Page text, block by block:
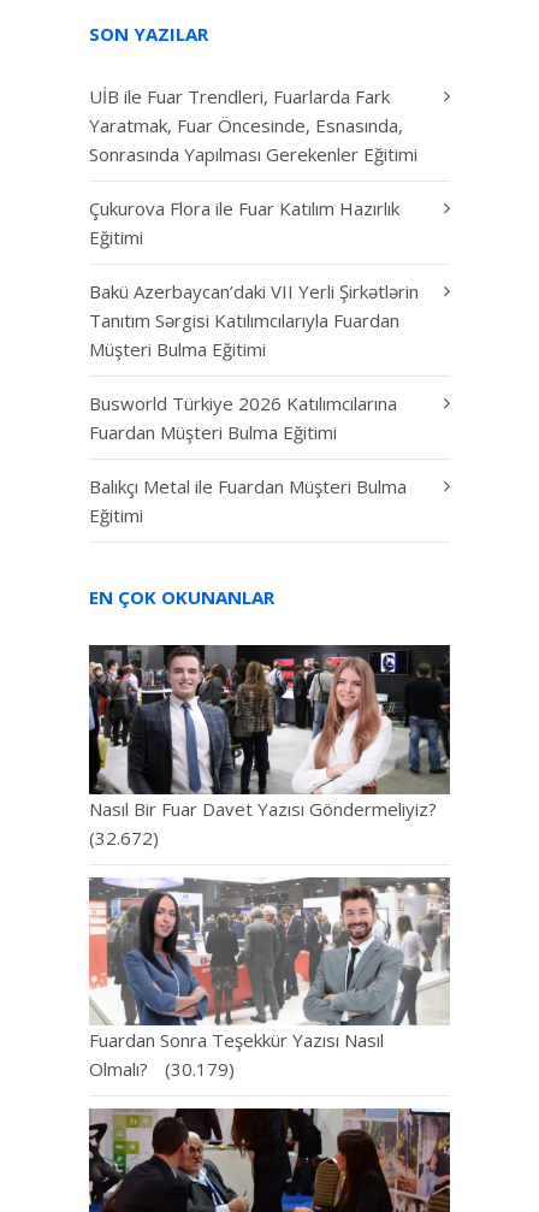
SON YAZILAR
UİB ile Fuar Trendleri, Fuarlarda Fark
Yaratmak, Fuar Öncesinde, Esnasında,
Sonrasında Yapılması Gerekenler Eğitimi
Çukurova Flora ile Fuar Katılım Hazırlık
Eğitimi
Bakü Azerbaycan’daki VII Yerli Şirkətlərin
Tanıtım Sərgisi Katılımcılarıyla Fuardan
Müşteri Bulma Eğitimi
Busworld Türkiye 2026 Katılımcılarına
Fuardan Müşteri Bulma Eğitimi
Balıkçı Metal ile Fuardan Müşteri Bulma
Eğitimi
EN ÇOK OKUNANLAR
Nasıl Bir Fuar Davet Yazısı Göndermeliyiz?
(32.672)
Fuardan Sonra Teşekkür Yazısı Nasıl
Olmalı?
(30.179)